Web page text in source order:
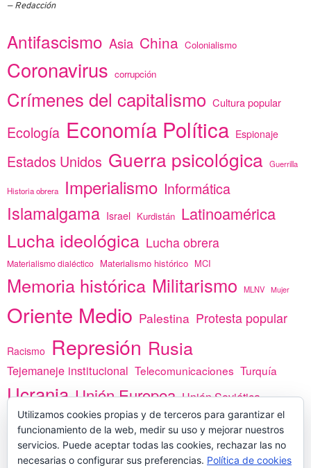
Redacción
Antifascismo Asia China Colonialismo
Coronavirus corrupción
Crímenes del capitalismo Cultura popular
Ecología Economía Política Espionaje
Estados Unidos Guerra psicológica Guerrilla
Historia obrera Imperialismo Informática
Islamalgama Israel Kurdistán Latinoamérica
Lucha ideológica Lucha obrera
Materialismo dialéctico Materialismo histórico MCI
Memoria histórica Militarismo MLNV Mujer
Oriente Medio Palestina Protesta popular
Racismo Represión Rusia
Tejemaneje institucional Telecomunicaciones Turquía
Ucrania Unión Europea Unión Soviética
vacunas Yemen África
PREGÚNTANOS
Utilizamos cookies propias y de terceros para garantizar el
funcionamiento de la web, medir su uso y mejorar nuestros
servicios. Puede aceptar todas las cookies, rechazar las no
necesarias o configurar sus preferencias. Política de cookies